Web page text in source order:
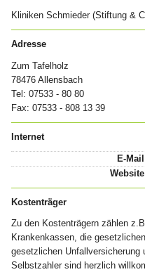
Kliniken Schmieder (Stiftung &
Adresse
Zum Tafelholz
78476 Allensbach
Tel: 07533 - 80 80
Fax: 07533 - 808 13 39
Internet
E-Mail
Website
Kostenträger
Zu den Kostenträgern zählen
Krankenkassen, die
gesetzlichen Unfallversicherung
Selbstzahler sind herzlich